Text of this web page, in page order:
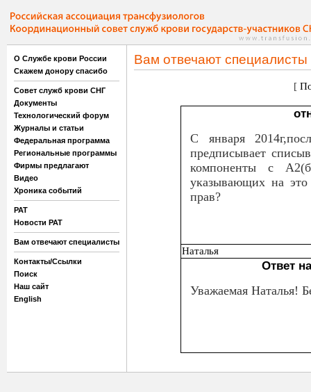
О Службе крови России
Скажем донору спасибо
Совет служб крови СНГ
Документы
Технологический форум
Журналы и статьи
Федеральная программа
Региональные программы
Фирмы предлагают
Видео
Хроника событий
РАТ
Новости РАТ
Вам отвечают специалисты
Контакты/Ссылки
Поиск
Наш сайт
English
Вам отвечают специалисты
[
С января
предписывает
компоненты с
указывающих на
прав?
Наталья
Ответ
Уважаемая Наталья!